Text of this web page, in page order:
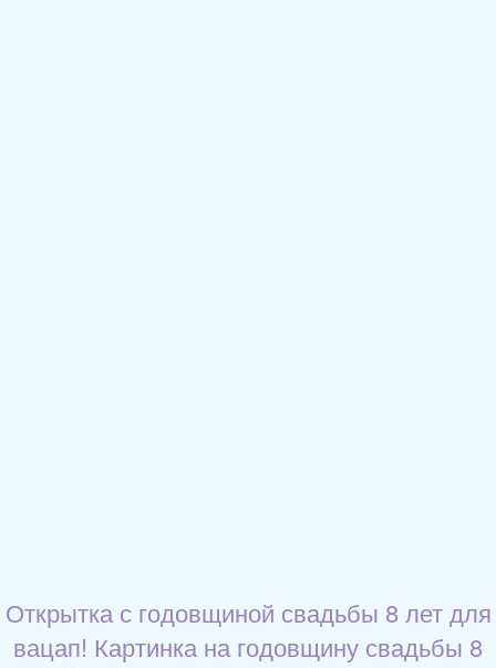
Открытка с годовщиной свадьбы 8 лет для
вацап! Картинка на годовщину свадьбы 8